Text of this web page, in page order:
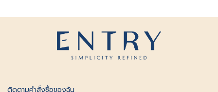
ติดตามคําสั่งซื้อของฉัน